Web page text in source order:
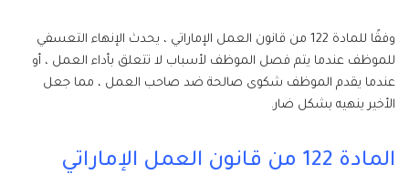
وفقًا للمادة 122 من قانون العمل الإماراتي ، يحدث الإنهاء التعسفي
للموظف عندما يتم فصل الموظف لأسباب لا تتعلق بأداء العمل ، أو
عندما يقدم الموظف شكوى صالحة ضد صاحب العمل ، مما جعل
الأخير ينهيه بشكل ضار.
المادة 122 من قانون العمل الإماراتي